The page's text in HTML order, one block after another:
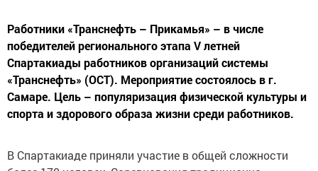
победителей регионального этапа V летней
Спартакиады работников организаций системы
«Транснефть» (ОСТ). Мероприятие состоялось в г.
Самаре. Цель – популяризация физической культуры и
спорта и здорового образа жизни среди работников.
более 170 человек. Соревнования традиционно